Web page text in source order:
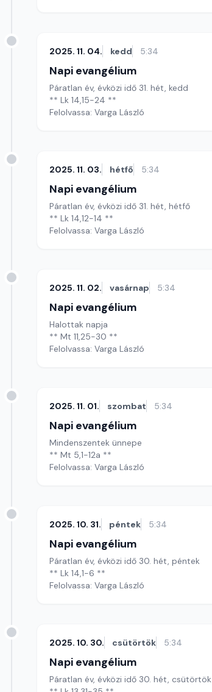
2025. 11. 04. kedd 5:34
Napi evangélium
Páratlan év, évközi idő 31. hét, kedd
** Lk 14,15-24 **
Felolvassa: Varga László
2025. 11. 03. hétfő 5:34
Napi evangélium
Páratlan év, évközi idő 31. hét, hétfő
** Lk 14,12-14 **
Felolvassa: Varga László
2025. 11. 02. vasárnap 5:34
Napi evangélium
Halottak napja
** Mt 11,25-30 **
Felolvassa: Varga László
2025. 11. 01. szombat 5:34
Napi evangélium
Mindenszentek ünnepe
** Mt 5,1-12a **
Felolvassa: Varga László
2025. 10. 31. péntek 5:34
Napi evangélium
Páratlan év, évközi idő 30. hét, péntek
** Lk 14,1-6 **
Felolvassa: Varga László
2025. 10. 30. csütörtök 5:34
Napi evangélium
Páratlan év, évközi idő 30. hét, csütörtök